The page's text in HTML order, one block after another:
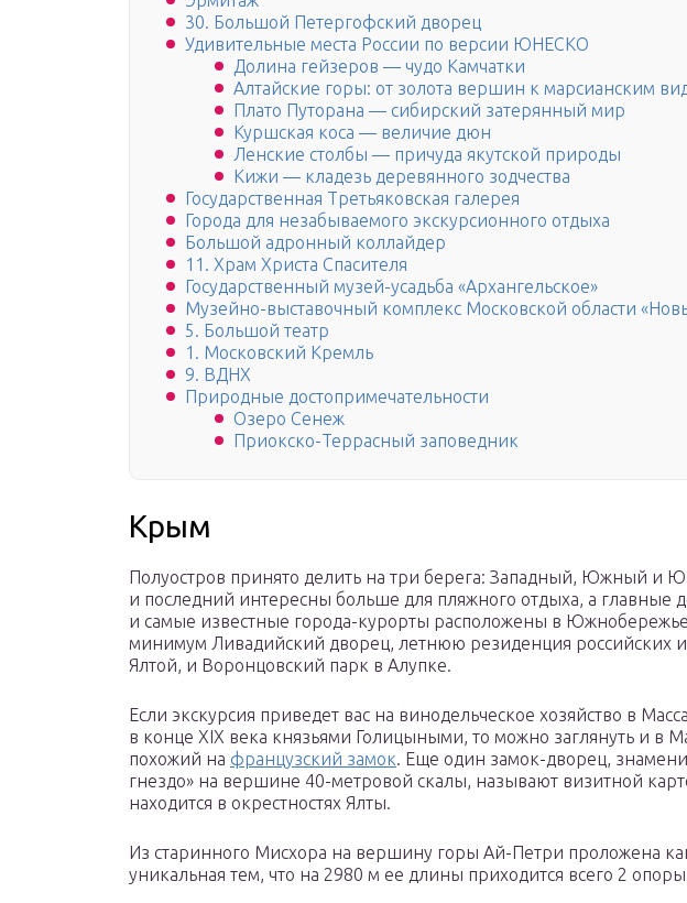
30. Большой Петергофский дворец
Удивительные места России по версии ЮНЕСКО
Долина гейзеров — чудо Камчатки
Алтайские горы: от золота вершин к марсианским
Плато Путорана — сибирский затерянный мир
Куршская коса — величие дюн
Ленские столбы — причуда якутской природы
Кижи — кладезь деревянного зодчества
Государственная Третьяковская галерея
Города для незабываемого экскурсионного отдыха
Большой адронный коллайдер
11. Храм Христа Спасителя
Государственный музей-усадьба «Архангельское»
Музейно-выставочный комплекс Московской области
5. Большой театр
1. Московский Кремль
9. ВДНХ
Природные достопримечательности
Озеро Сенеж
Приокско-Террасный заповедник
Крым
Полуостров принято делить на три берега: Западный, Южный и
и последний интересны больше для пляжного отдыха, а главные
и самые известные города-курорты расположены в
минимум Ливадийский дворец, летнюю резиденция российских
Ялтой, и Воронцовский парк в Алупке.
Если экскурсия приведет вас на винодельческое хозяйство в
в конце XIX века князьями Голицыными, то можно заглянуть и в
похожий на французский замок. Еще один замок-дворец,
гнездо» на вершине 40-метровой скалы, называют визитной
находится в окрестностях Ялты.
Из старинного Мисхора на вершину горы Ай-Петри проложена
уникальная тем, что на 2980 м ее длины приходится всего 2